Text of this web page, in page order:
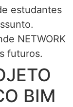
estudantes
NETWORK
futuros.
BIM